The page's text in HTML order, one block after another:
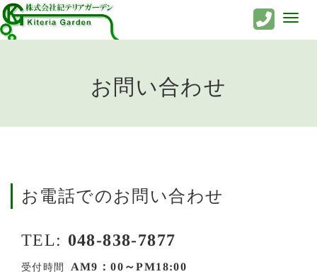
Toggle
お問い合わせ
お電話でのお問い合わせ
TEL: 048-838-7877
受付時間 AM9：00～PM18:00